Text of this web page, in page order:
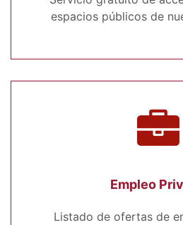
espacios públicos de
Empleo
Listado de ofertas de